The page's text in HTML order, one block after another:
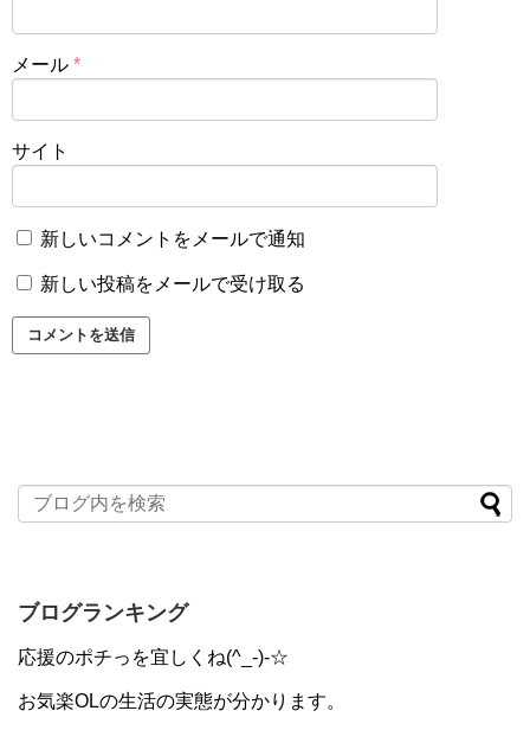
メール *
サイト
新しいコメントをメールで通知
新しい投稿をメールで受け取る
ブログランキング
応援のポチっを宜しくね(^_-)-☆
お気楽OLの生活の実態が分かります。